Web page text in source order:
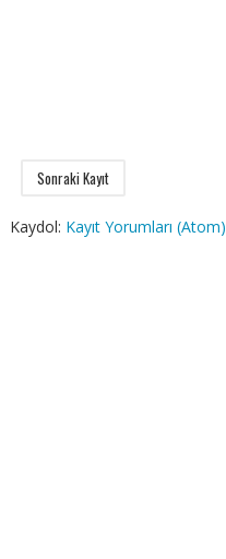
Sonraki Kayıt
Kaydol: Kayıt Yorumları (Atom)